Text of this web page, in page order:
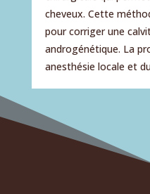
cheveux. Cette
pour corriger une
androgénétique. La
anesthésie locale et